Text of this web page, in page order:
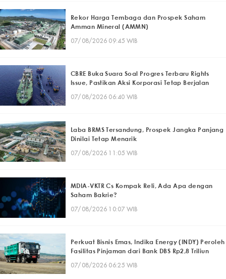
Rekor Harga Tembaga dan Prospek Saham
Amman Mineral (AMMN)
07/08/2026 09:45 WIB
CBRE Buka Suara Soal Progres Terbaru Rights
Issue, Pastikan Aksi Korporasi Tetap Berjalan
07/08/2026 06:40 WIB
Laba BRMS Tersandung, Prospek Jangka Panjang
Dinilai Tetap Menarik
07/08/2026 11:05 WIB
MDIA-VKTR Cs Kompak Reli, Ada Apa dengan
Saham Bakrie?
07/08/2026 10:07 WIB
Perkuat Bisnis Emas, Indika Energy (INDY) Peroleh
Fasilitas Pinjaman dari Bank DBS Rp2,8 Triliun
07/08/2026 06:25 WIB